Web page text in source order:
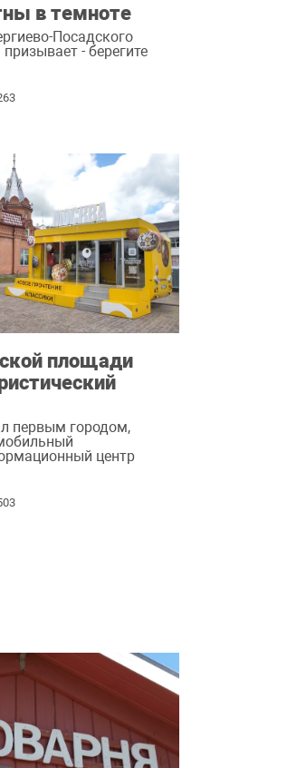
в темноте
Посадского
- берегите
площади
первым городом,
центр